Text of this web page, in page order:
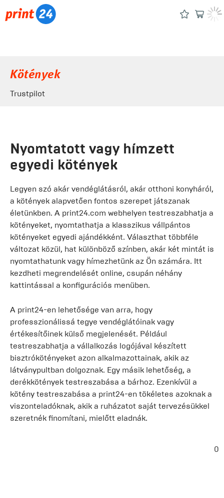
Kötények
Trustpilot
Nyomtatott vagy hímzett
egyedi kötények
Legyen szó akár vendéglátásról, akár otthoni konyháról,
a kötények alapvetően fontos szerepet játszanak
életünkben. A print24.com webhelyen testreszabhatja a
kötényeket, nyomtathatja a klasszikus vállpántos
kötényeket egyedi ajándékként. Választhat többféle
változat közül, hat különböző színben, akár két mintát is
nyomtathatunk vagy hímezhetünk az Ön számára. Itt
kezdheti megrendelését online, csupán néhány
kattintással a konfigurációs menüben.
A print24-en lehetősége van arra, hogy
professzionálissá tegye vendéglátóinak vagy
értékesítőinek külső megjelenését. Például
testreszabhatja a vállalkozás logójával készített
bisztrókötényeket azon alkalmazottainak, akik az
látványpultban dolgoznak. Egy másik lehetőség, a
derékkötények testreszabása a bárhoz. Ezenkívül a
kötény testreszabása a print24-en tökéletes azoknak a
viszonteladóknak, akik a ruházatot saját tervezésükkel
szeretnék finomítani, mielőtt eladnák.
0